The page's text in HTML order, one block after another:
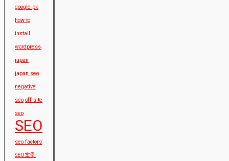
google pk
how to
install
wordpress
japan
japan seo
negative
seo off site
seo
SEO
seo factors
SEO案例